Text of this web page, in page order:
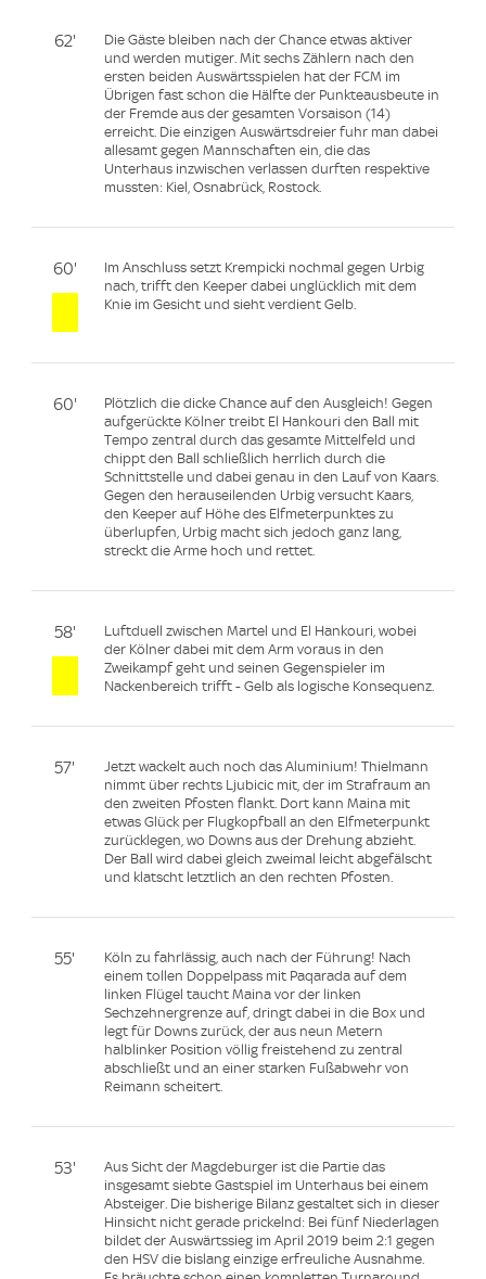
62'
Die Gäste bleiben nach der Chance etwas aktiver
und werden mutiger. Mit sechs Zählern nach den
ersten beiden Auswärtsspielen hat der FCM im
Übrigen fast schon die Hälfte der Punkteausbeute in
der Fremde aus der gesamten Vorsaison (14)
erreicht. Die einzigen Auswärtsdreier fuhr man dabei
allesamt gegen Mannschaften ein, die das
Unterhaus inzwischen verlassen durften respektive
mussten: Kiel, Osnabrück, Rostock.
60'
Im Anschluss setzt Krempicki nochmal gegen Urbig
nach, trifft den Keeper dabei unglücklich mit dem
Knie im Gesicht und sieht verdient Gelb.
60'
Plötzlich die dicke Chance auf den Ausgleich! Gegen
aufgerückte Kölner treibt El Hankouri den Ball mit
Tempo zentral durch das gesamte Mittelfeld und
chippt den Ball schließlich herrlich durch die
Schnittstelle und dabei genau in den Lauf von Kaars.
Gegen den herauseilenden Urbig versucht Kaars,
den Keeper auf Höhe des Elfmeterpunktes zu
überlupfen, Urbig macht sich jedoch ganz lang,
streckt die Arme hoch und rettet.
58'
Luftduell zwischen Martel und El Hankouri, wobei
der Kölner dabei mit dem Arm voraus in den
Zweikampf geht und seinen Gegenspieler im
Nackenbereich trifft - Gelb als logische Konsequenz.
57'
Jetzt wackelt auch noch das Aluminium! Thielmann
nimmt über rechts Ljubicic mit, der im Strafraum an
den zweiten Pfosten flankt. Dort kann Maina mit
etwas Glück per Flugkopfball an den Elfmeterpunkt
zurücklegen, wo Downs aus der Drehung abzieht.
Der Ball wird dabei gleich zweimal leicht abgefälscht
und klatscht letztlich an den rechten Pfosten.
55'
Köln zu fahrlässig, auch nach der Führung! Nach
einem tollen Doppelpass mit Paqarada auf dem
linken Flügel taucht Maina vor der linken
Sechzehnergrenze auf, dringt dabei in die Box und
legt für Downs zurück, der aus neun Metern
halblinker Position völlig freistehend zu zentral
abschließt und an einer starken Fußabwehr von
Reimann scheitert.
53'
Aus Sicht der Magdeburger ist die Partie das
insgesamt siebte Gastspiel im Unterhaus bei einem
Absteiger. Die bisherige Bilanz gestaltet sich in dieser
Hinsicht nicht gerade prickelnd: Bei fünf Niederlagen
bildet der Auswärtssieg im April 2019 beim 2:1 gegen
den HSV die bislang einzige erfreuliche Ausnahme.